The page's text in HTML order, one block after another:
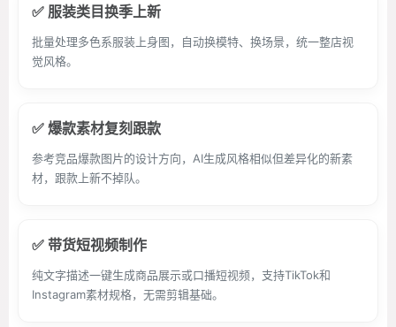
✅ 服装类目换季上新
批量处理多色系服装上身图，自动换模特、换场景，统一整店视
觉风格。
✅ 爆款素材复刻跟款
参考竞品爆款图片的设计方向，AI生成风格相似但差异化的新素
材，跟款上新不掉队。
✅ 带货短视频制作
纯文字描述一键生成商品展示或口播短视频，支持TikTok和
Instagram素材规格，无需剪辑基础。